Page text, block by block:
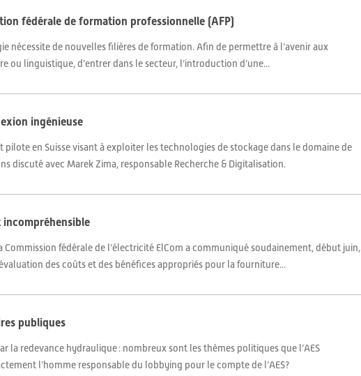
fédérale de formation professionnelle (AFP)
nécessite de nouvelles filières de formation. Afin de permettre à l’avenir aux
linguistique, d’entrer dans le secteur, l’introduction d’une...
ingénieuse
en Suisse visant à exploiter les technologies de stockage dans le domaine de
discuté avec Marek Zima, responsable Recherche & Digitalisation.
incompréhensible
fédérale de l’électricité ElCom a communiqué soudainement, début juin,
des coûts et des bénéfices appropriés pour la fourniture...
publiques
la redevance hydraulique : nombreux sont les thèmes politiques que l’AES
l’homme responsable du lobbying pour le compte de l’AES?